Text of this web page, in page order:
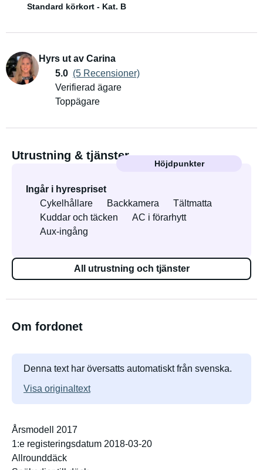
Standard körkort - Kat. B
Hyrs ut av Carina
5.0 (5 Recensioner)
Verifierad ägare
Toppägare
Utrustning & tjänster
Höjdpunkter
Ingår i hyrespriset
Cykelhållare
Backkamera
Tältmatta
Kuddar och täcken
AC i förarhytt
Aux-ingång
All utrustning och tjänster
Om fordonet
Denna text har översatts automatiskt från svenska.
Visa originaltext
Årsmodell 2017
1:e registeringsdatum 2018-03-20
Allrounddäck